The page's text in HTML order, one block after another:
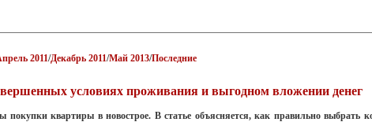
2011/Декабрь 2011/Май 2013/Последние
условиях проживания и выгодном вложении денег
покупки квартиры в новострое. В статье объясняется, как правильно выбрать